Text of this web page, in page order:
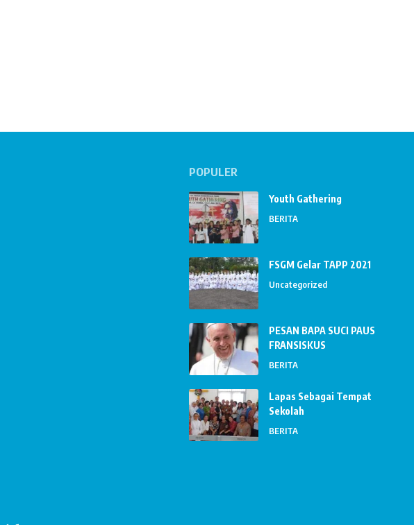
POPULER
Youth Gathering
BERITA
FSGM Gelar TAPP 2021
Uncategorized
PESAN BAPA SUCI PAUS
FRANSISKUS
BERITA
Lapas Sebagai Tempat
Sekolah
BERITA